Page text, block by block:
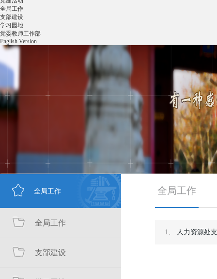
全局工作
支部建设
学习园地
党委教师工作部
English Version
全局工作
全局工作
支部建设
全局工作
1、 人力资源处